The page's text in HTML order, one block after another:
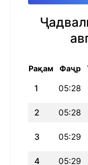
Рақам Фаҷр
1 05:28
2 05:28
3 05:29
4 05:29